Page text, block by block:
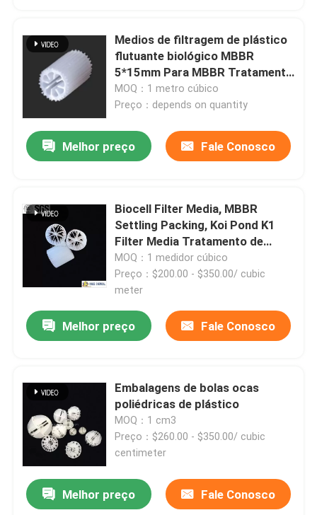
Medios de filtragem de plástico
flutuante biológico MBBR
5*15mm Para MBBR Tratamento
de água/medios de filtragem de
plástico
MOQ：1 metro cúbico
Preço：depends on quantity
Melhor preço Fale Conosco
Biocell Filter Media, MBBR
Settling Packing, Koi Pond K1
Filter Media Tratamento de
águas residuais 10 anos virgem
PE 1m3 95-150
MOQ：1 medidor cúbico
Preço：$200.00 - $350.00/ cubic
meter
Melhor preço Fale Conosco
Embalagens de bolas ocas
poliédricas de plástico
MOQ：1 cm3
Preço：$260.00 - $350.00/ cubic
centimeter
Melhor preço Fale Conosco